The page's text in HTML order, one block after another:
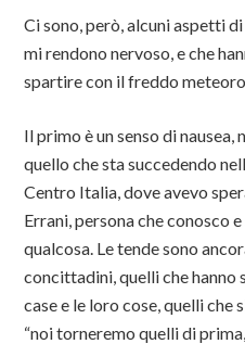
Ci sono, però, alcuni aspetti
mi rendono nervoso, e che
spartire con il freddo
Il primo è un senso di
quello che sta succedendo
Centro Italia, dove avevo
Errani, persona che conosco
qualcosa. Le tende sono
concittadini, quelli che hanno
case e le loro cose, quelli che
“noi torneremo quelli di